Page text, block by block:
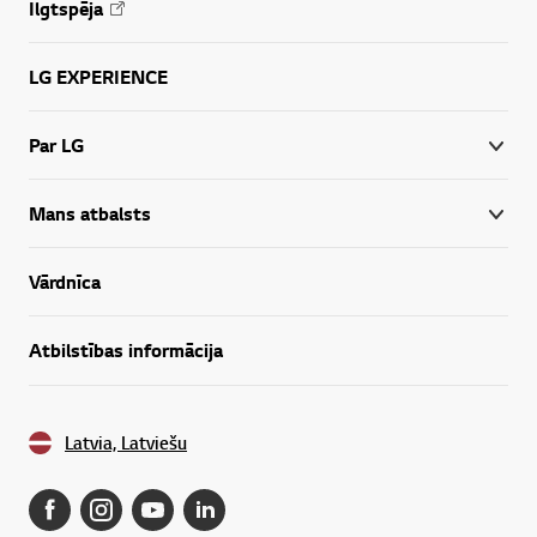
Ilgtspēja
LG EXPERIENCE
Par LG
Mans atbalsts
Vārdnīca
Atbilstības informācija
Latvia, Latviešu